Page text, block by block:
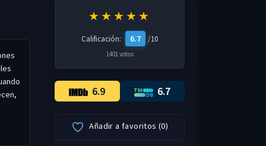
★★★★★
Calificación: 6.7 /10
1401 votos
6.9 6.7
Añadir a favoritos (0)